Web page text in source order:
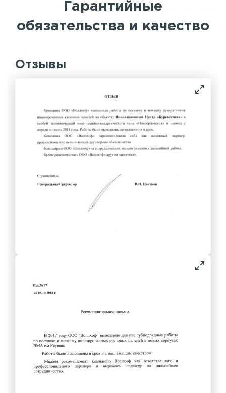
Гарантийные
обязательства и качество
Отзывы